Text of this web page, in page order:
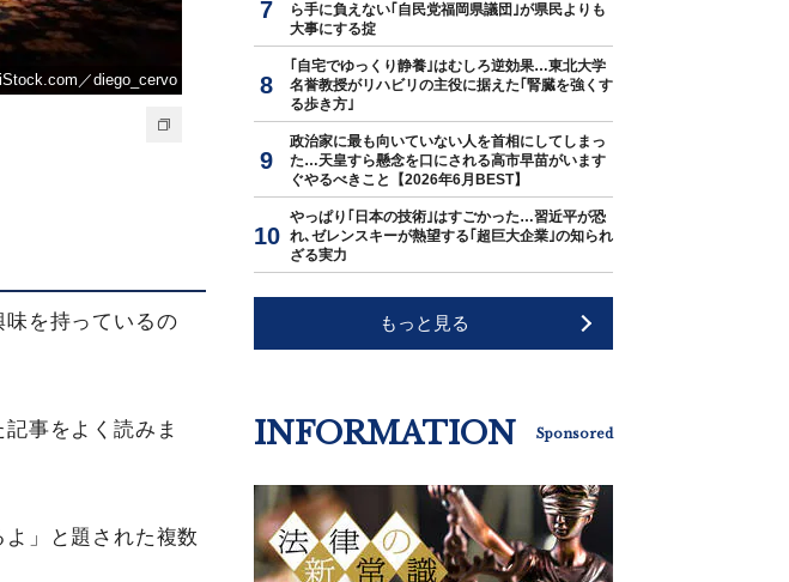
／diego_cervo
を持っているの
事をよく読みま
」と題された複数
ら手に負えない｢自民党福岡県議団｣が県民よりも
大事にする掟
｢自宅でゆっくり静養｣はむしろ逆効果…東北大学
名誉教授がリハビリの主役に据えた｢腎臓を強くす
る歩き方｣
政治家に最も向いていない人を首相にしてしまっ
た…天皇すら懸念を口にされる高市早苗がいます
ぐやるべきこと【2026年6月BEST】
やっぱり｢日本の技術｣はすごかった…習近平が恐
れ､ゼレンスキーが熱望する｢超巨大企業｣の知られ
ざる実力
もっと見る
INFORMATION Sponsored